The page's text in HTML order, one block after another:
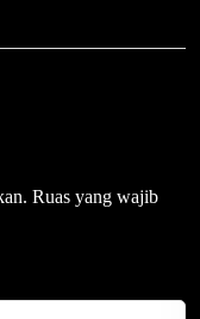
Ruas yang wajib